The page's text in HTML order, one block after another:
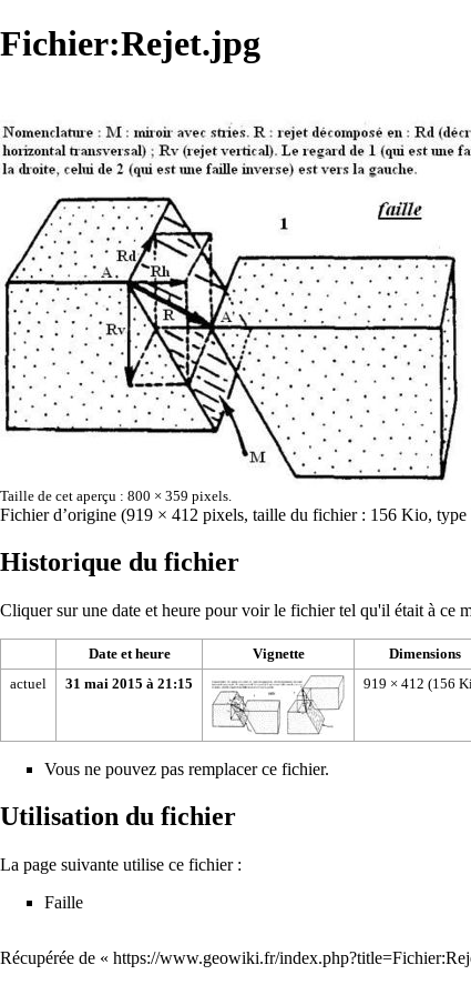
Fichier:Rejet.jpg
Taille de cet aperçu : 800 × 359 pixels
Fichier d’origine (919 × 412 pixels, taille du fichier : 156 Kio,
Historique du fichier
Cliquer sur une date et heure pour voir le fichier tel qu'il était à ce
Date et heure Vignette Dimensions
actuel
31 mai 2015 à 21:15 919 × 412 (156
Vous ne pouvez pas remplacer ce fichier.
Utilisation du fichier
La page suivante utilise ce fichier :
Faille
Récupérée de « https://www.geowiki.fr/